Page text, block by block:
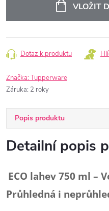
VLOŽIT
Dotaz k produktu
Značka:Tupperware
Záruka: 2 roky
Popis produktu
Detailní popis
ECO lahev 750 ml –
Průhledná i